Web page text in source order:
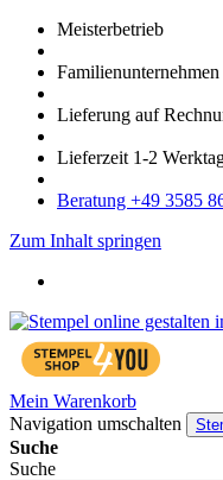
Meister­betrieb
Lieferung auf
Liefer­zeit 1-2
Bera­tung +49 3585
Zum Inhalt springen
Mein Warenkorb
Navigation umschalten
Suche
Suche